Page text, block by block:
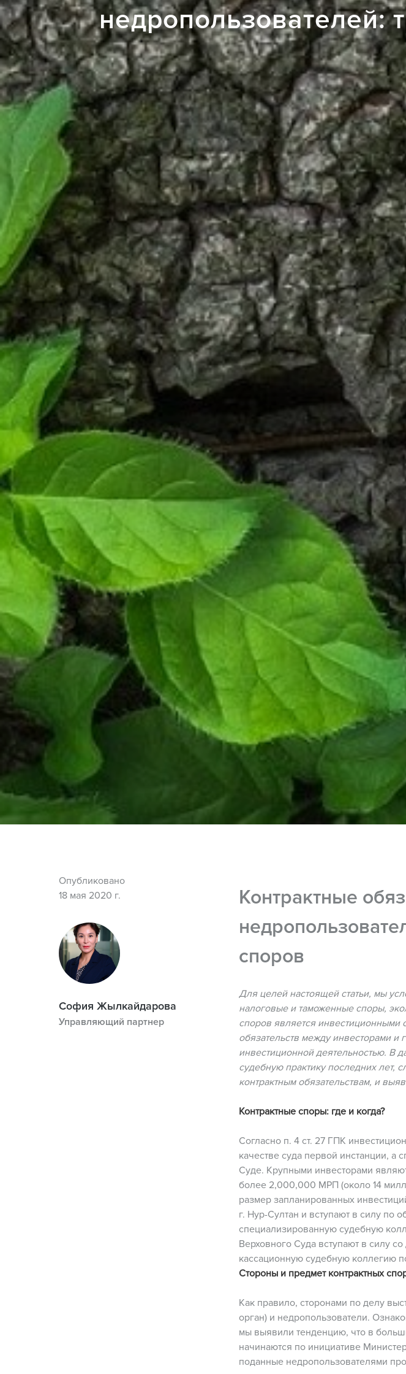
недропользователей:
Опубликовано
18 мая 2020 г.
София Жылкайдарова
Управляющий партнер
Контрактные
споров
Для целей настоящей статьи, мы
налоговые и таможенные споры,
споров является инвестиционными
обязательств между инвесторами и
инвестиционной деятельностью. В
судебную практику последних лет,
контрактным обязательствам, и
Контрактные споры: где и когда?
Согласно п. 4 ст. 27 ГПК
качестве суда первой инстанции, а
Суде. Крупными инвесторами
более 2,000,000 МРП (около 14
размер запланированных
г. Нур-Султан и вступают в силу по
специализированную судебную
Верховного Суда вступают в силу
кассационную судебную коллегию
Стороны и предмет контрактных
Как правило, сторонами по делу
орган) и недропользователи.
мы выявили тенденцию, что в
начинаются по инициативе
поданные недропользователями